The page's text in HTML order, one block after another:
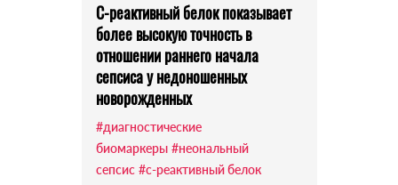
С-реактивный белок показывает
более высокую точность в
отношении раннего начала
сепсиса у недоношенных
новорожденных
#диагностические
биомаркеры #неональный
сепсис #с-реактивный белок